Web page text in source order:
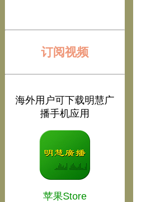
订阅视频
海外用户可下载明慧广
播手机应用
苹果Store